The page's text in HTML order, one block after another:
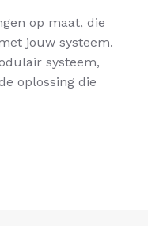
op maat, die
jouw systeem.
systeem,
oplossing die